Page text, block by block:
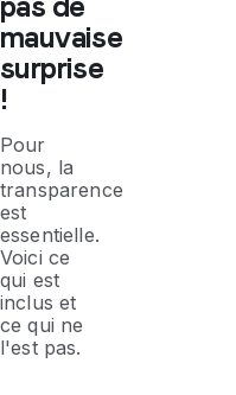
mauvaise
surprise
!
Pour
nous, la
transparence
est
essentielle.
Voici ce
qui est
inclus et
ce qui ne
l'est pas.